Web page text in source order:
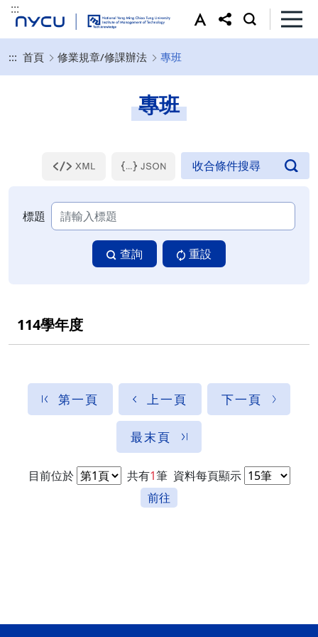
:::
::: 首頁 修業規章/修課辦法 專班
專班
標題
查詢 重設
114學年度
第一頁 上一頁 下一頁
最末頁
目前位於 共有1筆 資料每頁顯示
前往